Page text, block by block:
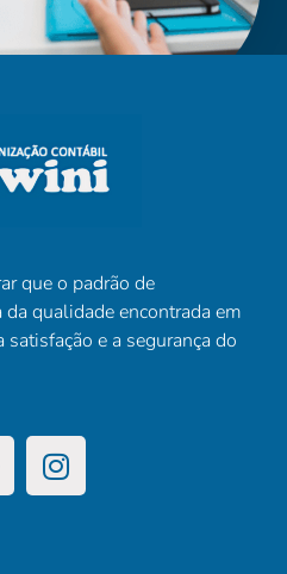
que o padrão de
qualidade encontrada em
e a segurança do